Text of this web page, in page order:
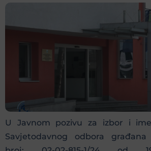
U Javnom pozivu za izbor i
Savjetodavnog odbora građana